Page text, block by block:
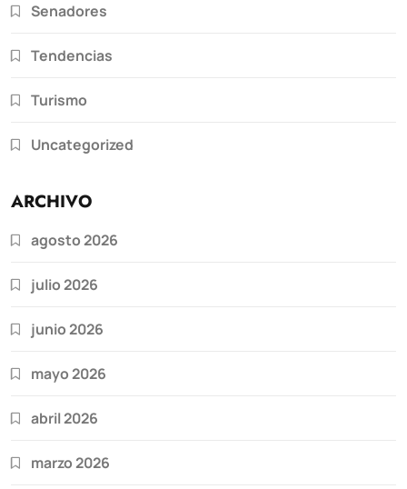
Senadores
Tendencias
Turismo
Uncategorized
ARCHIVO
agosto 2026
julio 2026
junio 2026
mayo 2026
abril 2026
marzo 2026